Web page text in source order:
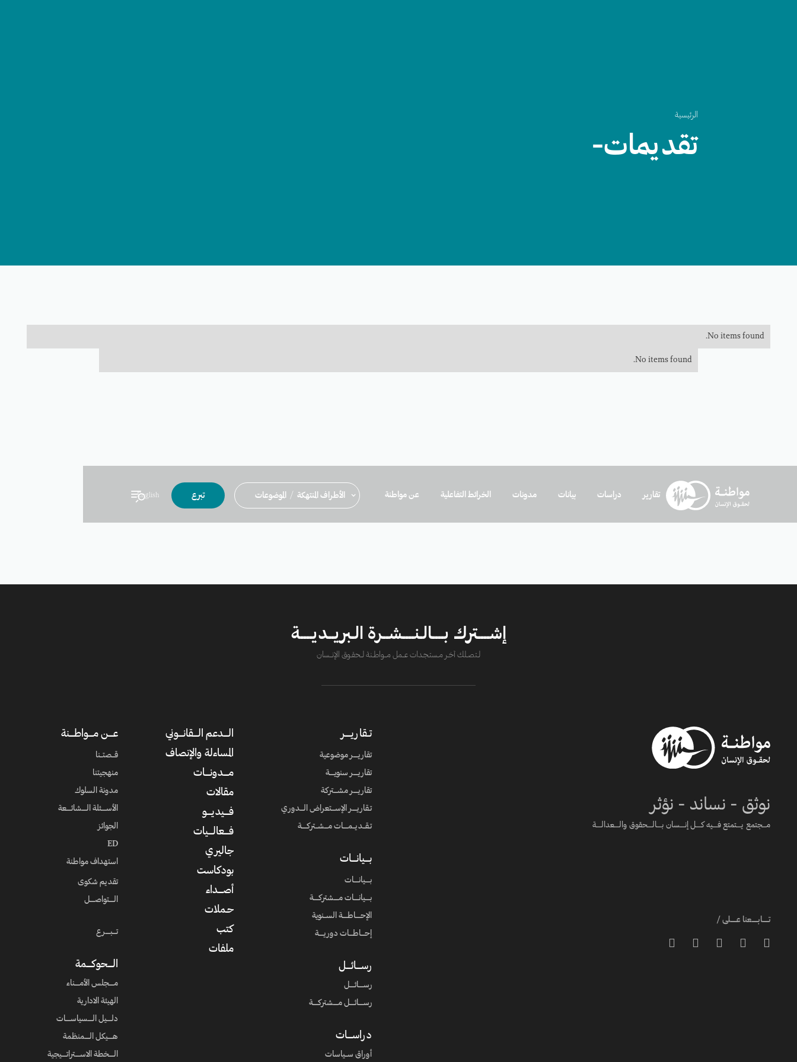
الرئيسية
تقديمات-
No items found.
No items found.
تقارير دراسات بيانات مدونات الخرائط التفاعلية عن مواطنة الأطراف المنتهكة / الموضوعات تبرع English
إشــــترك بــــالـنــــشــرة الـبريــديــــة
لــتصــلك آخــر مــستـجــدات عــــمل مــــواطــنة لـــحقــوق الإنــــسان
نوثق - نساند - نؤثر
مـــجتمع يــــتمتع فــــيه كــــل إنــــسان بــــالــــحقوق والــــعدالــــة
تـــــابـــــعنا عـــــلى /





تــقاريـــــر
تقاريــــر موضوعية
تقاريــــر سنويــــة
تقاريــــر مشـــتركة
تـقاريــــر الإســـتعراض الـــدوري
تـقــديــمــــات مـــشــتركــــة
بــــيانــــات
بــــيانــــات
بــــيانــــات مــــشتركــــة
الإحــــاطــــة الســنوية
إحـــاطـــات دوريــــة
رســــائــــل
رســــائــــل
رســــائــــل مــــشتركــــة
دراســــات
أوراق ســياسات
الــــدعم الــــقانــــوني
المساءلة والإنصاف
مــــدونــــات
مقالات
فــــيديــــو
فــــعالــــيات
جاليري
بودكاست
أصــــداء
حـملات
كتب
ملفات
عــــن مــــواطــــنة
قــصتــنا
منهجيتنا
مدونة السلوك
الأســــئلة الــــشائــــعة
الجوائز
ED
استهداف مواطنة
تقديم شكوى
الــــتواصــــل
تـــبــــرع
الــــحوكــــمة
مــــجلس الأمــــناء
الهيئة الادارية
دلــــيل الــــسياســــات
هــــيكل الــــمنظمة
الــــخطة الاســــتراتــــيجية